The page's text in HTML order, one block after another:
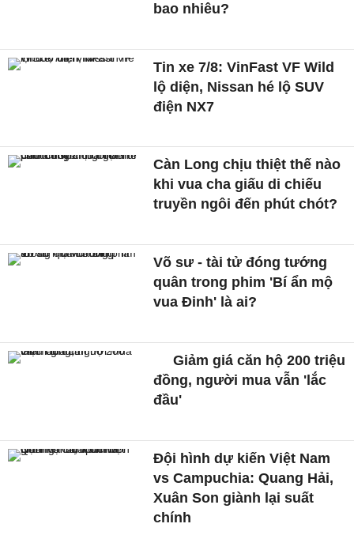
bao nhiêu?
Tin xe 7/8: VinFast VF Wild
lộ diện, Nissan hé lộ SUV
điện NX7
Càn Long chịu thiệt thế nào
khi vua cha giấu di chiếu
truyền ngôi đến phút chót?
Võ sư - tài tử đóng tướng
quân trong phim 'Bí ẩn mộ
vua Đinh' là ai?
Giảm giá căn hộ 200 triệu
đồng, người mua vẫn 'lắc
đầu'
Đội hình dự kiến Việt Nam
vs Campuchia: Quang Hải,
Xuân Son giành lại suất
chính